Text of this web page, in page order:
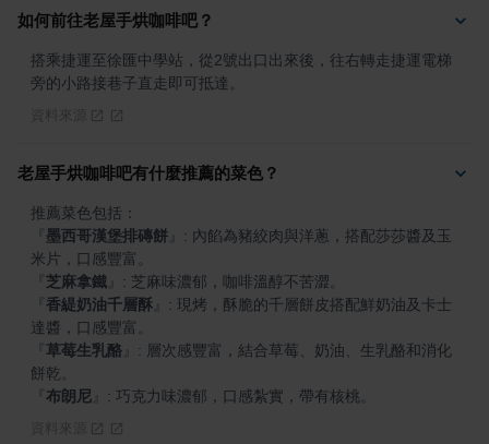
如何前往老屋手烘咖啡吧？
搭乘捷運至徐匯中學站，從2號出口出來後，往右轉走捷運電梯
旁的小路接巷子直走即可抵達。
老屋手烘咖啡吧有什麼推薦的菜色？
墨西哥漢堡排磚餅
: 內餡為豬絞肉與洋蔥，搭配莎莎醬及玉
芝麻拿鐵
香緹奶油千層酥
: 現烤，酥脆的千層餅皮搭配鮮奶油及卡士
草莓生乳酪
: 層次感豐富，結合草莓、奶油、生乳酪和消化
布朗尼 : 巧克力味濃郁，口感紮實，帶有核桃。